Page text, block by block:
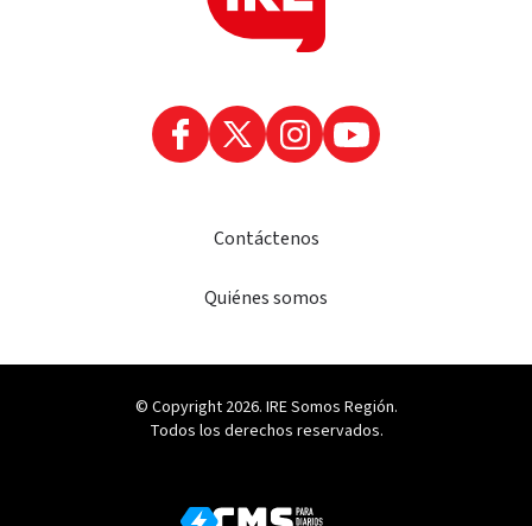
Contáctenos
Quiénes somos
© Copyright 2026. IRE Somos Región.
Todos los derechos reservados.